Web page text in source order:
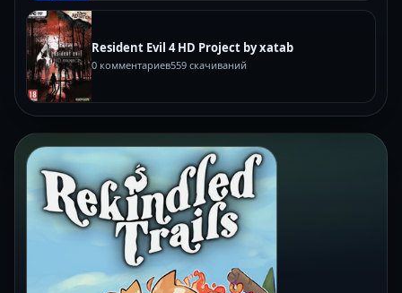
Resident Evil 4 HD Project by xatab
0 комментариев559 скачиваний